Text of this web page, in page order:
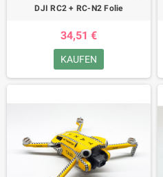
DJI RC2 + RC-N2 Folie
34,51 €
KAUFEN